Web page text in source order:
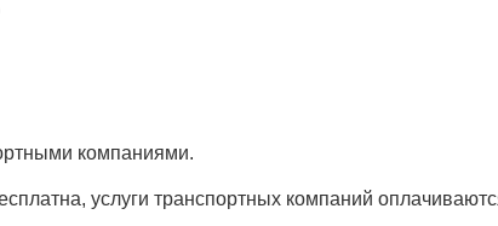
компаниями.
услуги транспортных компаний